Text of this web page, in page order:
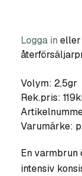
Logga in eller
Volym: 2,5gr
Rek.pris:
Varumärke:
En varmbrun
intensiv